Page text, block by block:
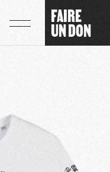
FAIRE
UN DON